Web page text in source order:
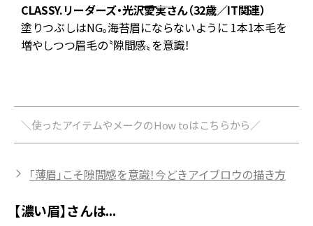
CLASSY.リーダーズ・光沢愛実さん（32歳／IT関連）
塗りつぶしはNG。海苔眉にならないように 1本1本毛を
増やしつつ眉毛の〝隙間感〟を意識！
＼使ったアイテムやメークのHow toはこちらから／
「薄眉」こそ隙間感を意識！今どきアイブロウの描き方
【濃い眉】さんは...